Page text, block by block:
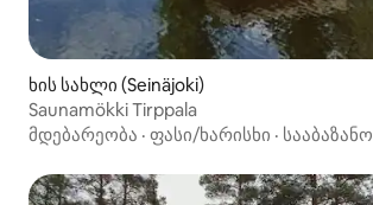
ხის სახლი (Seinäjoki)
Saunamökki Tirppala
მდებარეობა · ფასი/ხარისხი · სააბაზანო